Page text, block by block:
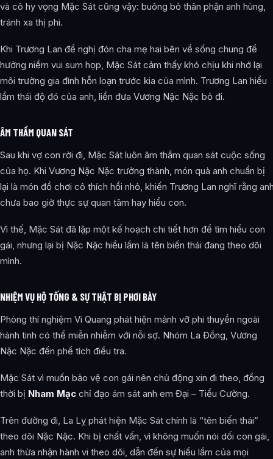
và cô hy vọng Mặc Sát cũng vậy: buông bỏ thân phận anh hùng,
tránh xa thị phi.
Khi Trương Lan đề nghị đón cha mẹ hai bên về sống chung để
hưởng niềm vui sum họp, Mặc Sát cảm thấy khó chịu khi nhớ lại
môi trường gia đình hỗn loạn trước kia của mình. Trương Lan hiểu
lầm thái độ đó của anh, liền đưa Vương Nặc Nặc bỏ đi.
ÂM THẦM QUAN SÁT
Sau khi vợ con rời đi, Mặc Sát luôn âm thầm quan sát cuộc sống
của họ. Khi Vương Nặc Nặc trưởng thành, món quà anh chuẩn bị
lại là món đồ chơi cô thích hồi nhỏ, khiến Trương Lan nghĩ rằng
chưa bao giờ thực sự quan tâm hay hiểu con.
Vì thế, Mặc Sát đã lập một kế hoạch chi tiết hơn để tìm hiểu con
gái, nhưng lại bị Nặc Nặc hiểu lầm là tên biến thái đang theo dõi
mình.
NHIỆM VỤ HỘ TỐNG & SỰ THẬT BỊ PHƠI BÀY
Phòng thí nghiệm Vi Quang phát hiện mảnh vỡ phi thuyền ngoài
hành tinh có thể miễn nhiễm với nỗi sợ. Nhóm La Đồng, Vương
Nặc Nặc đến phế tích điều tra.
Mặc Sát vì muốn bảo vệ con gái nên chủ động xin đi theo, đồng
thời bị Nham Mạc chỉ đạo ám sát anh em Đại – Tiểu Cường.
Trên đường đi, La Lỵ phát hiện Mặc Sát chính là “tên biến thái”
theo dõi Nặc Nặc. Khi bị chất vấn, vì không muốn nói dối con gái,
anh thừa nhận hành vi theo dõi, dẫn đến sự hiểu lầm của mọi